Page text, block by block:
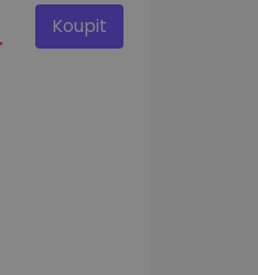
Koupit